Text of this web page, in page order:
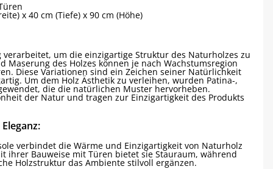
x 40 cm (Tiefe) x 90 cm (Höhe)
verarbeitet, um die einzigartige Struktur des Naturholzes zu
Maserung des Holzes können je nach Wachstumsregion
Diese Variationen sind ein Zeichen seiner Natürlichkeit
Um dem Holz Ästhetik zu verleihen, wurden Patina-,
die die natürlichen Muster hervorheben.
der Natur und tragen zur Einzigartigkeit des Produkts
verbindet die Wärme und Einzigartigkeit von Naturholz
ihrer Bauweise mit Türen bietet sie Stauraum, während
Holzstruktur das Ambiente stilvoll ergänzen.